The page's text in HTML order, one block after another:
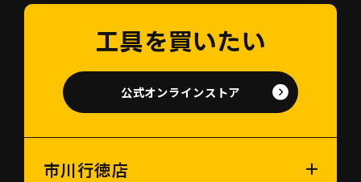
工具を買いたい
公式オンラインストア
市川行徳店